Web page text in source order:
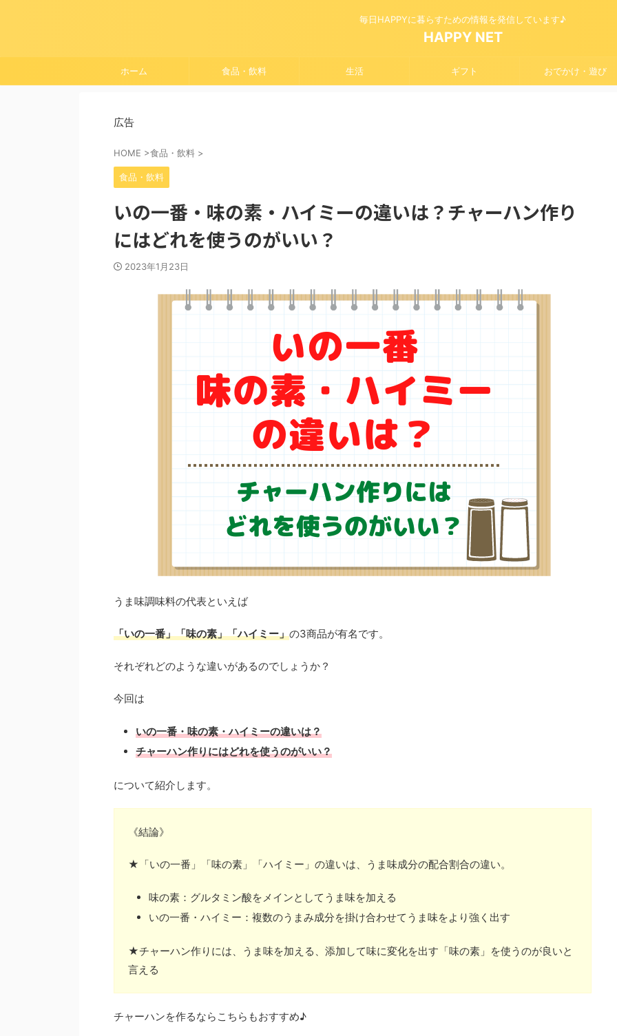
毎日HAPPYに暮らすための情報を発信しています♪
HAPPY NET
ホーム 食品・飲料 生活 ギフト おでかけ・遊び
広告
HOME >食品・飲料 >
食品・飲料
いの一番・味の素・ハイミーの違いは？チャーハン作り
にはどれを使うのがいい？
2023年1月23日
うま味調味料の代表といえば
「いの一番」「味の素」「ハイミー」の3商品が有名です。
それぞれどのような違いがあるのでしょうか？
今回は
いの一番・味の素・ハイミーの違いは？
チャーハン作りにはどれを使うのがいい？
について紹介します。
《結論》
★「いの一番」「味の素」「ハイミー」の違いは、うま味成分の配合割合の違い。
味の素：グルタミン酸をメインとしてうま味を加える
いの一番・ハイミー：複数のうまみ成分を掛け合わせてうま味をより強く出す
★チャーハン作りには、うま味を加える、添加して味に変化を出す「味の素」を使うのが良いと
言える
チャーハンを作るならこちらもおすすめ♪